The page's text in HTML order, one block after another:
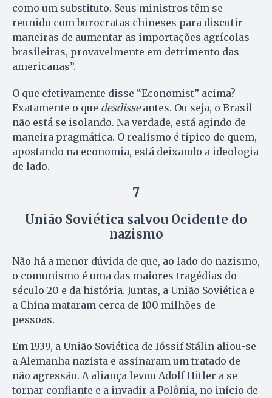
como um substituto. Seus ministros têm se
reunido com burocratas chineses para discutir
maneiras de aumentar as importações agrícolas
brasileiras, provavelmente em detrimento das
americanas”.
O que efetivamente disse “Economist” acima?
Exatamente o que desdisseantes. Ou seja, o Brasil
não está se isolando. Na verdade, está agindo de
maneira pragmática. O realismo é típico de quem,
apostando na economia, está deixando a ideologia
de lado.
7
União Soviética salvou Ocidente do
nazismo
Não há a menor dúvida de que, ao lado do nazismo,
o comunismo é uma das maiores tragédias do
século 20 e da história. Juntas, a União Soviética e
a China mataram cerca de 100 milhões de
pessoas.
Em 1939, a União Soviética de Ióssif Stálin aliou-se
a Alemanha nazista e assinaram um tratado de
não agressão. A aliança levou Adolf Hitler a se
tornar confiante e a invadir a Polônia, no início de